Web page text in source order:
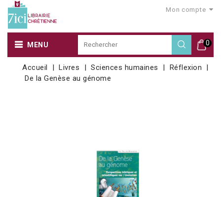
Mon compte
0
MENU
Accueil Livres Sciences humaines
Réflexion
De la Genèse au génome